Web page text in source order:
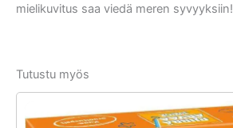
mielikuvitus saa viedä meren syvyyksiin!
Tutustu myös